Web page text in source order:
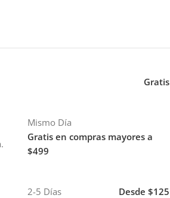
Gratis
Mismo Día
Gratis en compras mayores a
$499
2-5 Días Desde $125